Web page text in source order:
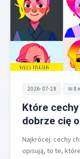
2026-07-28 • 8
Które
dobrze cię
Najkrócej: cechy
opisują, to te,